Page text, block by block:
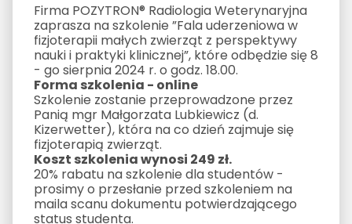
Firma POZYTRON® Radiologia Weterynaryjna
zaprasza na szkolenie ”Fala uderzeniowa w
fizjoterapii małych zwierząt z perspektywy
nauki i praktyki klinicznej”, które odbędzie się 8
- go sierpnia 2024 r. o godz. 18.00.
Forma szkolenia - online
Szkolenie zostanie przeprowadzone przez
Panią mgr Małgorzata Lubkiewicz (d.
Kizerwetter), która na co dzień zajmuje się
fizjoterapią zwierząt.
Koszt szkolenia wynosi 249 zł.
20% rabatu na szkolenie dla studentów -
prosimy o przesłanie przed szkoleniem na
maila scanu dokumentu potwierdzającego
status studenta.